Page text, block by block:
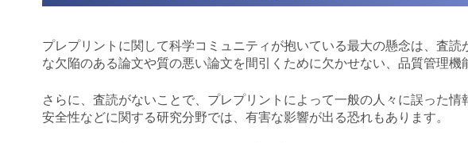
プレプリントに関して科学コミュニティが抱いている最大の懸念は、査
な欠陥のある論文や質の悪い論文を間引くために欠かせない、品質管理機
さらに、査読がないことで、プレプリントによって一般の人々に誤った
安全性などに関する研究分野では、有害な影響が出る恐れもあります。